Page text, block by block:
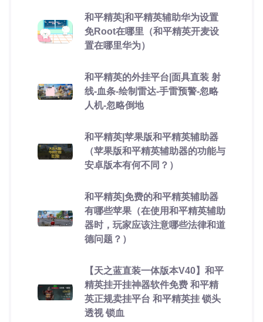
和平精英|和平精英辅助华为设置
免Root在哪里（和平精英开麦设
置在哪里华为）
和平精英的外挂平台|面具直装 射
线-血条-绘制雷达-手雷预警-忽略
人机-忽略倒地
和平精英|苹果版和平精英辅助器
（苹果版和平精英辅助器的功能与
安卓版本有何不同？）
和平精英|免费的和平精英辅助器
有哪些苹果（在使用和平精英辅助
器时，玩家应该注意哪些法律和道
德问题？）
【天之蓝直装一体版本V40】和平
精英挂开挂神器软件免费 和平精
英正规卖挂平台 和平精英挂 锁头
透视 锁血